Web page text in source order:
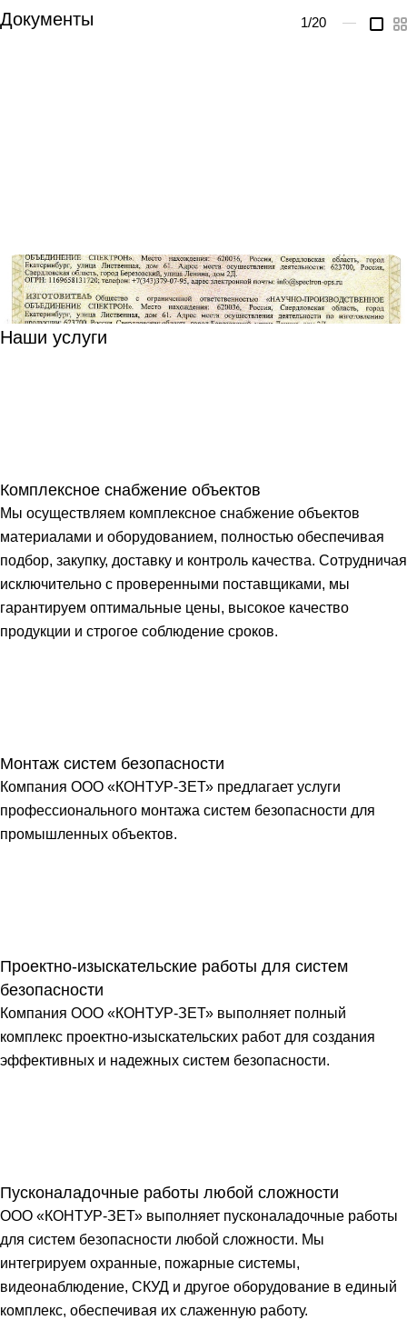
Документы 1/20 —
Наши услуги
Комплексное снабжение объектов
Мы осуществляем комплексное снабжение объектов
материалами и оборудованием, полностью обеспечивая
подбор, закупку, доставку и контроль качества. Сотрудничая
исключительно с проверенными поставщиками, мы
гарантируем оптимальные цены, высокое качество
продукции и строгое соблюдение сроков.
Монтаж систем безопасности
Компания ООО «КОНТУР-ЗЕТ» предлагает услуги
профессионального монтажа систем безопасности для
промышленных объектов.
Проектно-изыскательские работы для систем
безопасности
Компания ООО «КОНТУР-ЗЕТ» выполняет полный
комплекс проектно-изыскательских работ для создания
эффективных и надежных систем безопасности.
Пусконаладочные работы любой сложности
ООО «КОНТУР-ЗЕТ» выполняет пусконаладочные работы
для систем безопасности любой сложности. Мы
интегрируем охранные, пожарные системы,
видеонаблюдение, СКУД и другое оборудование в единый
комплекс, обеспечивая их слаженную работу.